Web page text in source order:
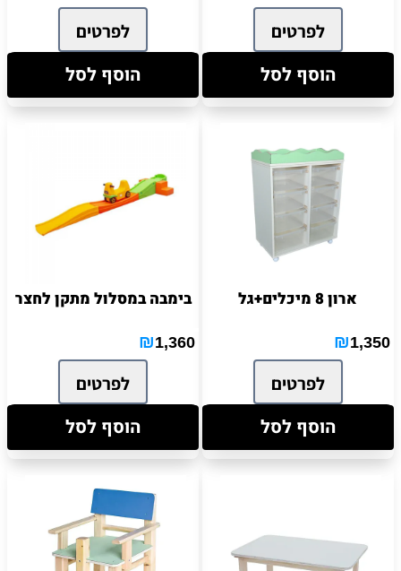
לפרטים
הוסף לסל
לפרטים
הוסף לסל
ארון 8 מיכלים+גל
₪1,350
לפרטים
הוסף לסל
בימבה במסלול מתקן לחצר
₪1,360
לפרטים
הוסף לסל